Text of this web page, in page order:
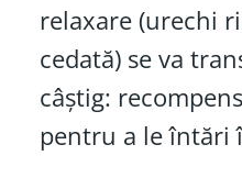
relaxare (urechi
cedată) se va
câștig:
pentru a le întări